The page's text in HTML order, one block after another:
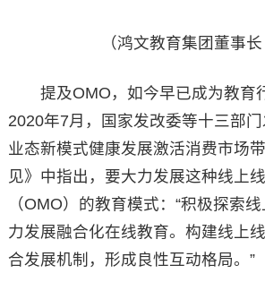
（鸿文教育集团董事长
提及OMO，如今早已成为教育行
2020年7月，国家发改委等十三部
业态新模式健康发展激活消费市场
见》中指出，要大力发展这种线上
（OMO）的教育模式：“积极探索
力发展融合化在线教育。构建线上
合发展机制，形成良性互动格局。”